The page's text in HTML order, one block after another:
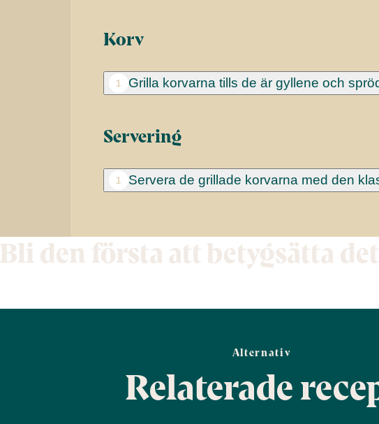
Korv
1 Grilla korvarna tills de är gyllene och
Servering
1 Servera de grillade korvarna med den
Bli den första att betygsätta
Alternativ
Relaterade